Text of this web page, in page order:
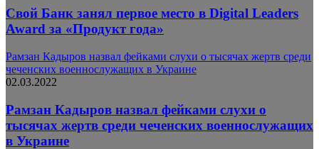
Свой Банк занял первое место в Digital Leaders
Award за «Продукт года»
Рамзан Кадыров назвал фейками слухи о тысячах жертв среди
чеченских военнослужащих в Украине
02.03.2022
Рамзан Кадыров назвал фейками слухи о
тысячах жертв среди чеченских военнослужащих
в Украине